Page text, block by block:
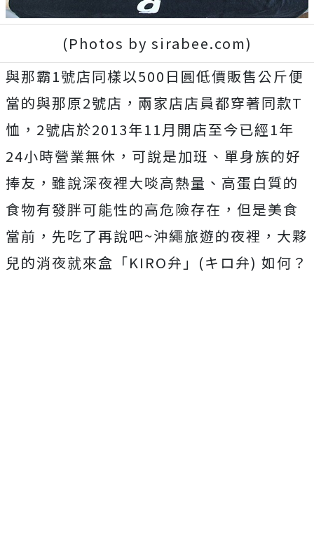
(Photos by sirabee.com)
與那霸1號店同樣以500日圓低價販售公斤便
當的與那原2號店，兩家店店員都穿著同款T
恤，2號店於2013年11月開店至今已經1年
24小時營業無休，可說是加班、單身族的好
捧友，雖說深夜裡大啖高熱量、高蛋白質的
食物有發胖可能性的高危險存在，但是美食
當前，先吃了再說吧~沖繩旅遊的夜裡，大夥
兒的消夜就來盒「KIRO弁」(キロ弁) 如何？